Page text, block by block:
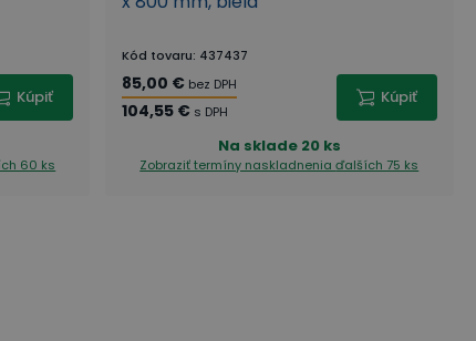
Kúpiť
60 ks
Kód tovaru: 437437
85,00 € bez DPH
104,55 € s DPH
Kúpiť
Na sklade 20 ks
Zobraziť termíny naskladneniaďalších 75 ks